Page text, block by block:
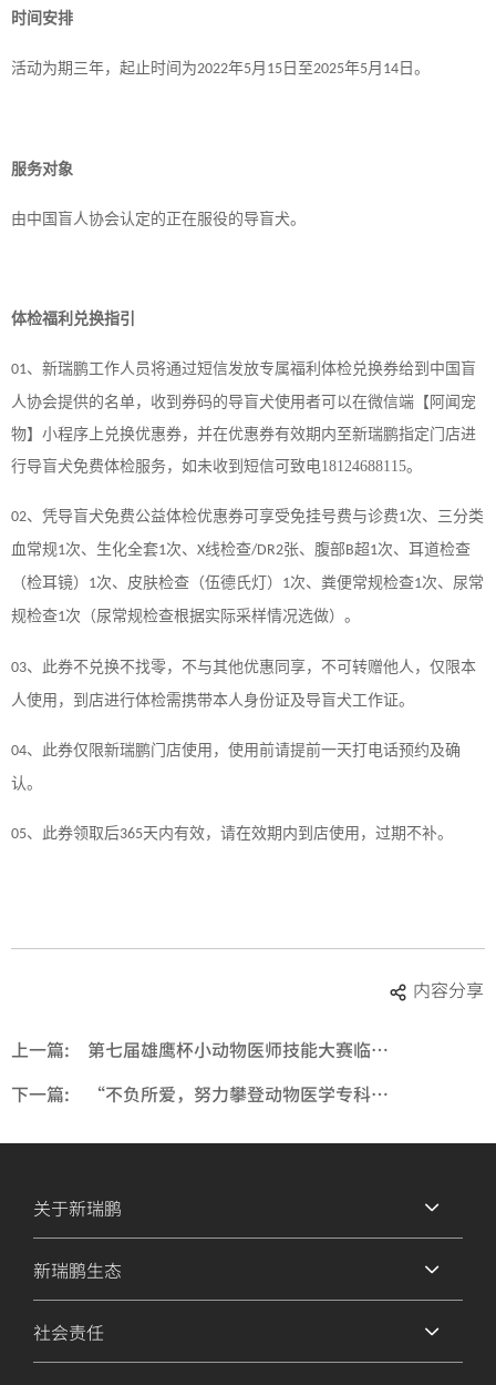
时间安排
活动为期三年，起止时间为2022年5月 15 日至2025年5月 14 日。
服务对象
由中国盲人协会认定的正在服役的导盲犬。
体检福利兑换指引
01、 新瑞鹏工作人员将通过短信发放专属福利体检兑换券给到中国盲
人协会提供的名单，收到券码的导盲犬使用者可以在微信端【阿闻宠
物】小程序上兑换优惠券，并在优惠券有效期内至新瑞鹏指定门店进
行导盲犬免费体检服务，如未收到短信可致电18124688115。
02、 凭导盲犬免费公益体检优惠券可享受免挂号费与诊费1次、三分类
血常规1次、生化全套1次、 X线检查/DR2张、腹部B超1次、耳道检查
（检耳镜） 1次、皮肤检查（伍德氏灯） 1次、粪便常规检查1次、尿常
规检查1次（尿常规检查根据实际采样情况选做）。
03、 此券不兑换不找零，不与其他优惠同享，不可转赠他人，仅限本
人使用，到店进行体检需携带本人身份证及导盲犬工作证。
04、 此券仅限新瑞鹏门店使用，使用前请提前一天打电话预约及确
认。
05、 此券领取后365天内有效，请在效期内到店使用，过期不补。
内容分享
上一篇:
第七届雄鹰杯小动物医师技能大赛临床组比赛事项通知
下一篇:
“不负所爱，努力攀登动物医学专科发展应有高度”| 新瑞鹏百人百佳陈庆峰
关于新瑞鹏
新瑞鹏生态
社会责任